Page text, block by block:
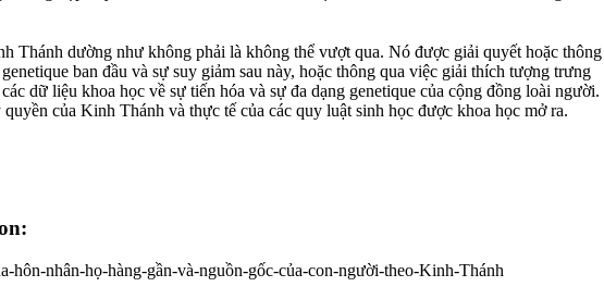
Thánh dường như không phải là không thể vượt qua. Nó được giải quyết hoặc thông
ban đầu và sự suy giảm sau này, hoặc thông qua việc giải thích tượng trưng
dữ liệu khoa học về sự tiến hóa và sự đa dạng genetique của cộng đồng loài người.
của Kinh Thánh và thực tế của các quy luật sinh học được khoa học mở ra.
hôn-nhân-họ-hàng-gần-và-nguồn-gốc-của-con-người-theo-Kinh-Thánh